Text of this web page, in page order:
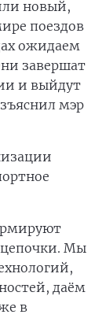
новый,
поездов
ожидаем
завершат
и выйдут
мэр
цепочки. Мы
даём
в